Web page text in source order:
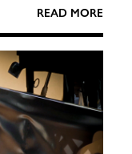
READ MORE